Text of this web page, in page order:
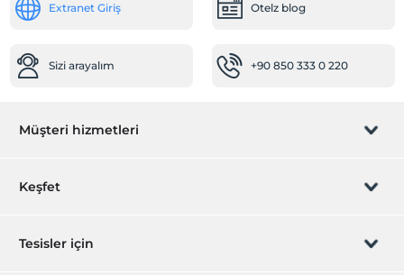
Extranet Giriş Otelz blog
Sizi arayalım +90 850 333 0 220
Müşteri hizmetleri
Rezervasyon yönet
Keşfet
Hediye Kart
Tesisler için